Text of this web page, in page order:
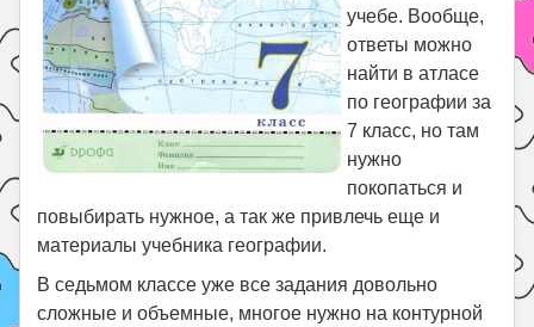
учебе. Вообще,
ответы можно
найти в атласе
по географии за
7 класс, но там
нужно
покопаться и
повыбирать нужное, а так же привлечь еще и
материалы учебника географии.
В седьмом классе уже все задания довольно
сложные и объемные, многое нужно на контурной